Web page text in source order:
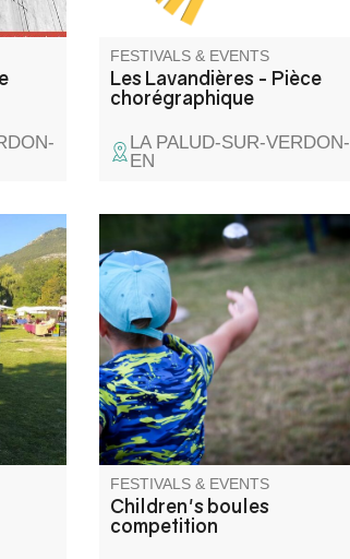
d'objets liés aux lavoirs.
FESTIVALS & EVENTS
Les Lavandières - Pièce
chorégraphique
LA PALUD-SUR-VERDON-
EN
du
An essential summer sport,
pétanque is also for children.
FESTIVALS & EVENTS
Children's boules
competition